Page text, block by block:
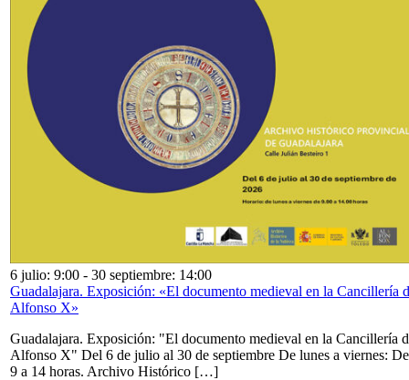
6 julio: 9:00 - 30 septiembre: 14:00
Guadalajara. Exposición: «El documento medieval en la Cancillería
Alfonso X»
Guadalajara. Exposición: "El documento medieval en la Cancillería
Alfonso X" Del 6 de julio al 30 de septiembre De lunes a viernes: De
9 a 14 horas. Archivo Histórico […]